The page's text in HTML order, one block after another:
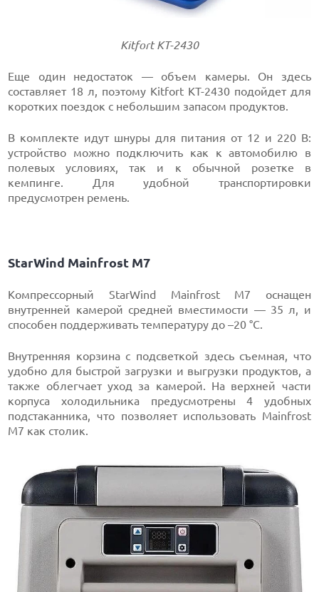
Kitfort КТ-2430
Еще один недостаток — объем камеры. Он здесь
составляет 18 л, поэтому Kitfort КТ-2430 подойдет для
коротких поездок с небольшим запасом продуктов.
В комплекте идут шнуры для питания от 12 и 220 В:
устройство можно подключить как к автомобилю в
полевых условиях, так и к обычной розетке в
кемпинге. Для удобной транспортировки
предусмотрен ремень.
StarWind Mainfrost M7
Компрессорный StarWind Mainfrost M7 оснащен
внутренней камерой средней вместимости — 35 л, и
способен поддерживать температуру до –20 °C.
Внутренняя корзина с подсветкой здесь съемная, что
удобно для быстрой загрузки и выгрузки продуктов, а
также облегчает уход за камерой. На верхней части
корпуса холодильника предусмотрены 4 удобных
подстаканника, что позволяет использовать Mainfrost
M7 как столик.